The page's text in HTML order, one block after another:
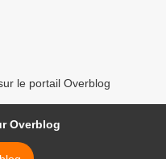
le portail Overblog
Overblog